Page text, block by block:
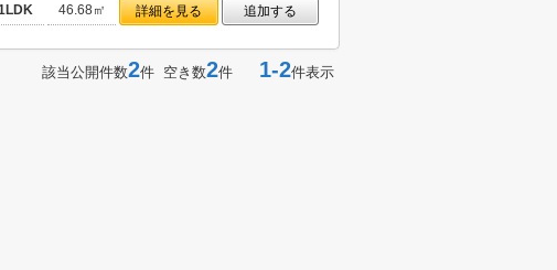
46.68㎡ 詳細を見る 追加する
該当公開件数2件 空き数2件 1-2件表示